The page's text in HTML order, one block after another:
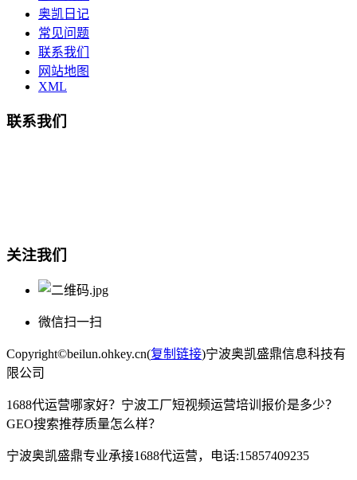
奥凯日记
常见问题
联系我们
网站地图
XML
联系我们
关注我们
微信扫一扫
Copyright©beilun.ohkey.cn(复制链接)宁波奥凯盛鼎信息科技有
限公司
1688代运营哪家好？宁波工厂短视频运营培训报价是多少？
GEO搜索推荐质量怎么样？
宁波奥凯盛鼎专业承接1688代运营，电话:15857409235